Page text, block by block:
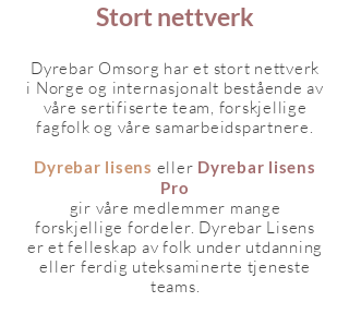
Stort nettverk
Dyrebar Omsorg har et stort nettverk
i Norge og internasjonalt bestående av
våre sertifiserte team, forskjellige
fagfolk og våre samarbeidspartnere.
Dyrebar lisens eller Dyrebar lisens
Pro
gir våre medlemmer mange
forskjellige fordeler. Dyrebar Lisens
er et felleskap av folk under utdanning
eller ferdig uteksaminerte tjeneste
teams.